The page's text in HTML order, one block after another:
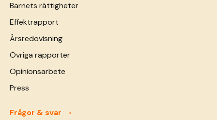
Barnets rättigheter
Effektrapport
Årsredovisning
Övriga rapporter
Opinionsarbete
Press
Frågor & svar